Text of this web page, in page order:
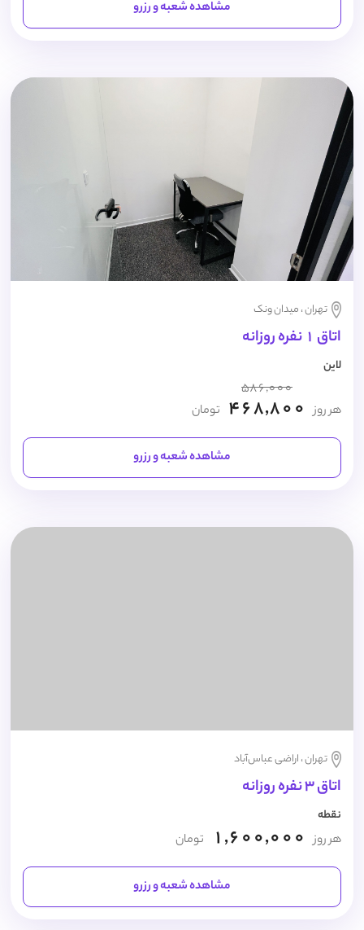
مشاهده شعبه و رزرو
تهران ، میدان ونک
اتاق 1 نفره روزانه
لاین
هر روز
586,000
468,800 تومان
مشاهده شعبه و رزرو
تهران ، اراضی عباس‌آباد
اتاق 3 نفره روزانه
نقطه
هر روز 1,600,000 تومان
مشاهده شعبه و رزرو